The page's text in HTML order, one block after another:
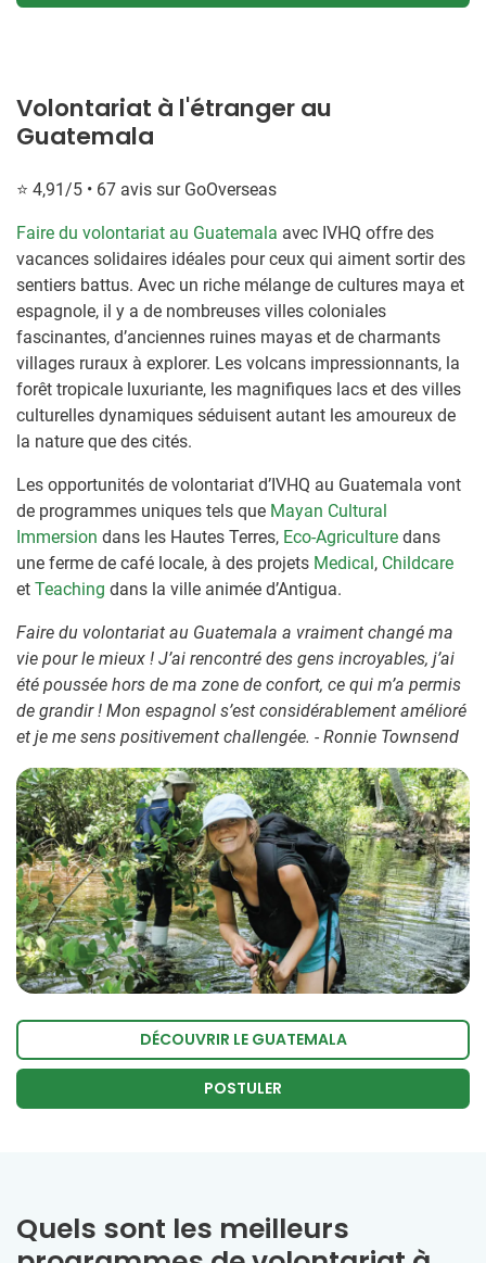
Volontariat à l'étranger au
Guatemala
⭐ 4,91/5 • 67 avis sur GoOverseas
Faire du volontariat au Guatemala avec IVHQ offre des
vacances solidaires idéales pour ceux qui aiment sortir des
sentiers battus. Avec un riche mélange de cultures maya et
espagnole, il y a de nombreuses villes coloniales
fascinantes, d’anciennes ruines mayas et de charmants
villages ruraux à explorer. Les volcans impressionnants, la
forêt tropicale luxuriante, les magnifiques lacs et des villes
culturelles dynamiques séduisent autant les amoureux de
la nature que des cités.
Les opportunités de volontariat d’IVHQ au Guatemala vont
de programmes uniques tels que Mayan Cultural
Immersion dans les Hautes Terres, Eco-Agriculture dans
une ferme de café locale, à des projets Medical , Childcare
et Teaching dans la ville animée d’Antigua.
Faire du volontariat au Guatemala a vraiment changé ma
vie pour le mieux ! J’ai rencontré des gens incroyables, j’ai
été poussée hors de ma zone de confort, ce qui m’a permis
de grandir ! Mon espagnol s’est considérablement amélioré
et je me sens positivement challengée. - Ronnie Townsend
DÉCOUVRIR LE GUATEMALA
POSTULER
Quels sont les meilleurs